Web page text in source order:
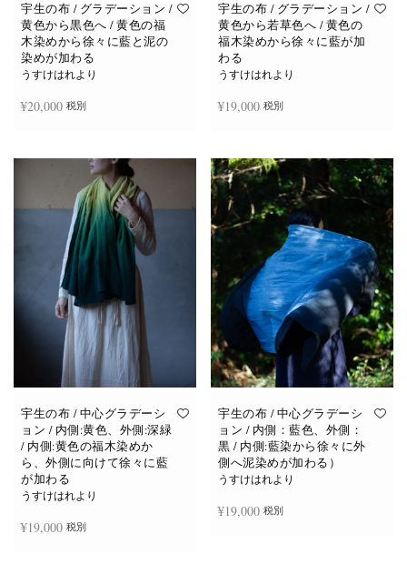
宇生の布 / グラデーション /
黄色から黒色へ / 黄色の福
木染めから徐々に藍と泥の
染めが加わる
うすけはれより
¥20,000 税別
宇生の布 / グラデーション /
黄色から若草色へ / 黄色の
福木染めから徐々に藍が加
わる
うすけはれより
¥19,000 税別
宇生の布 / 中心グラデーシ
ョン / 内側:黄色、外側:深緑
/ 内側:黄色の福木染めか
ら、外側に向けて徐々に藍
が加わる
うすけはれより
¥19,000 税別
宇生の布 / 中心グラデーシ
ョン / 内側：藍色、外側：
黒 / 内側:藍染から徐々に外
側へ泥染めが加わる）
うすけはれより
¥19,000 税別